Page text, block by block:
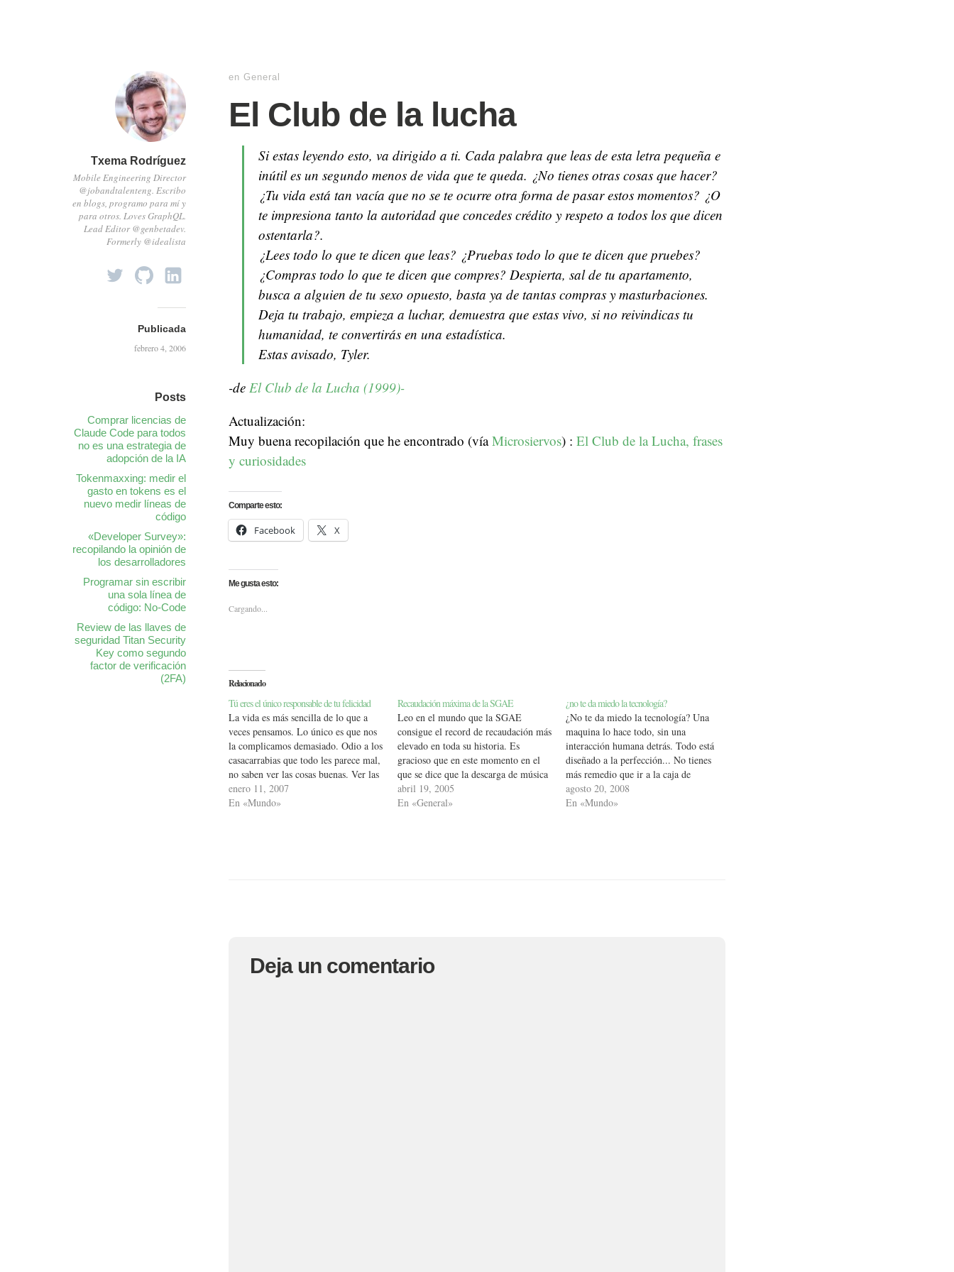
Txema Rodríguez
Mobile Engineering Director
@jobandtalenteng. Escribo
en blogs, programo para mí y
para otros. Loves GraphQL.
Lead Editor @genbetadev.
Formerly @idealista
Publicada
febrero 4, 2006
en General
El Club de la lucha
Si estas leyendo esto, va dirigido a ti. Cada palabra que leas de esta letra pequeña e
inútil es un segundo menos de vida que te queda. ¿No tienes otras cosas que hacer?
¿Tu vida está tan vacía que no se te ocurre otra forma de pasar estos momentos? ¿O
te impresiona tanto la autoridad que concedes crédito y respeto a todos los que dicen
ostentarla?.
¿Lees todo lo que te dicen que leas? ¿Pruebas todo lo que te dicen que pruebes?
¿Compras todo lo que te dicen que compres? Despierta, sal de tu apartamento,
busca a alguien de tu sexo opuesto, basta ya de tantas compras y masturbaciones.
Deja tu trabajo, empieza a luchar, demuestra que estas vivo, si no reivindicas tu
humanidad, te convertirás en una estadística.
Estas avisado, Tyler.
-de El Club de la Lucha (1999)-
Actualización:
Muy buena recopilación que he encontrado (víaMicrosiervos) : El Club de la Lucha, frases
y curiosidades
Comparte esto:
Facebook X
Me gusta esto:
Cargando...
Relacionado
Tú eres el único responsable de tu felicidad
La vida es más sencilla de lo que a
veces pensamos. Lo único es que nos
la complicamos demasiado. Odio a los
casacarrabias que todo les parece mal,
no saben ver las cosas buenas. Ver las
cosas buenas no es ser optimista si no
realista. Porque la realidad nos
enero 11, 2007
En «Mundo»
Recaudación máxima de la SGAE
Leo en el mundo que la SGAE
consigue el record de recaudación más
elevado en toda su historia. Es
gracioso que en este momento en el
que se dice que la descarga de música
por internet esta arruinando a
compañias, músicos,..., pues la SGAE
abril 19, 2005
En «General»
¿no te da miedo la tecnología?
¿No te da miedo la tecnología? Una
maquina lo hace todo, sin una
interacción humana detrás. Todo está
diseñado a la perfección... No tienes
más remedio que ir a la caja de
autoservicio del supermercado pero
tienes que pedir ayuda porque el
agosto 20, 2008
En «Mundo»
Deja un comentario
Posts
Comprar licencias de
Claude Code para todos
no es una estrategia de
adopción de la IA
Tokenmaxxing: medir el
gasto en tokens es el
nuevo medir líneas de
código
«Developer Survey»:
recopilando la opinión de
los desarrolladores
Programar sin escribir
una sola línea de
código: No-Code
Review de las llaves de
seguridad Titan Security
Key como segundo
factor de verificación
(2FA)